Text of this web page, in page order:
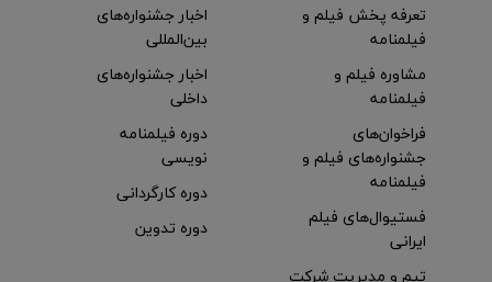
تعرفه پخش فیلم و
فیلمنامه
مشاوره فیلم و
فیلمنامه
اخبار جشنواره‌های
بین‌المللی
اخبار جشنواره‌های
داخلی
فراخوان‌های
جشنواره‌های فیلم و
فیلمنامه
فستیوال‌های فیلم
ایرانی
دوره فیلمنامه
نویسی
دوره کارگردانی
دوره تدوین
تیم و مدیریت شرکت